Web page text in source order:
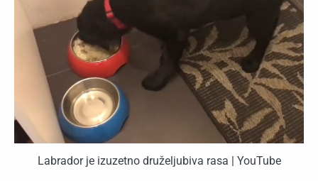
Labrador je izuzetno druželjubiva rasa | YouTube